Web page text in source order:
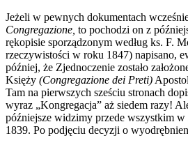
Jeżeli w pewnych dokumentach
Congregazione, to pochodzi on z
rękopisie sporządzonym według ks. F.
rzeczywistości w roku 1847) napisano,
później, że Zjednoczenie zostało
Księży (Congregazione dei Preti)
Tam na pierwszych sześciu stronach
wyraz „Kongregacja” aż siedem razy!
późniejsze widzimy przede wszystkim w
1839. Po podjęciu decyzji o